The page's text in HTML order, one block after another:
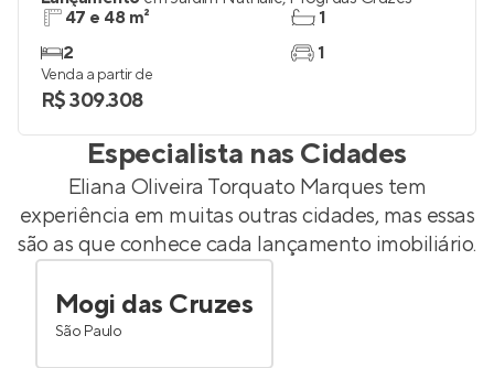
47 e 48 m²
2
1
1
Venda a partir de
R$ 309.308
Especialista nas Cidades
Eliana Oliveira Torquato Marques tem
experiência em muitas outras cidades, mas essas
são as que conhece cada lançamento imobiliário.
Mogi das Cruzes
São Paulo